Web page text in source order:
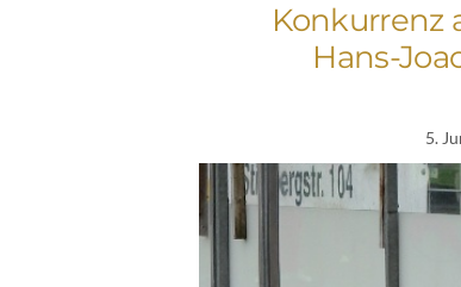
Konkurrenz
Hans-
5.